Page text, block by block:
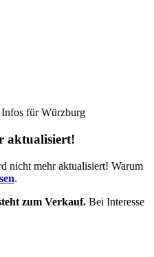
Infos für Würzburg
aktualisiert!
nicht mehr aktualisiert! Warum
.
zum Verkauf. Bei Interesse